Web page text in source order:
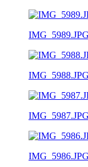
IMG_5989.JPG
IMG_5988.JPG
IMG_5987.JPG
IMG_5986.JPG